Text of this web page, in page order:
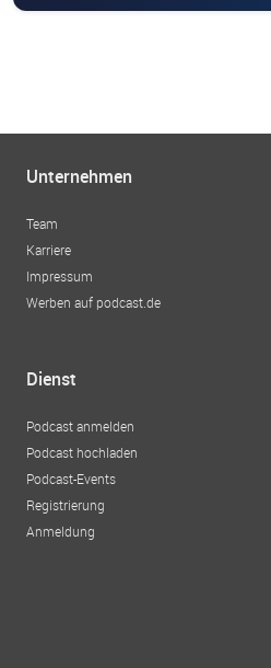
Unternehmen
Team
Karriere
Impressum
Werben auf podcast.de
Dienst
Podcast anmelden
Podcast hochladen
Podcast-Events
Registrierung
Anmeldung